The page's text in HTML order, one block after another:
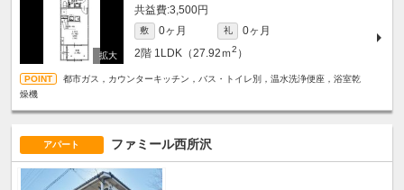
3,500円
敷 0ヶ月 礼
0ヶ月
2階 1LDK（27.92ｍ2 ）
都市ガス，カウンターキッチン，バス・トイレ別，温水洗浄便座，浴室乾
燥機
アパート ファミール西所沢